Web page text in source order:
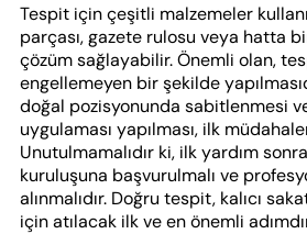
Tespit için çeşitli malzemeler
parçası, gazete rulosu veya hatta
çözüm sağlayabilir. Önemli olan,
engellemeyen bir şekilde
doğal pozisyonunda sabitlenmesi
uygulaması yapılması, ilk
Unutulmamalıdır ki, ilk yardım
kuruluşuna başvurulmalı ve
alınmalıdır. Doğru tespit, kalıcı
için atılacak ilk ve en önemli